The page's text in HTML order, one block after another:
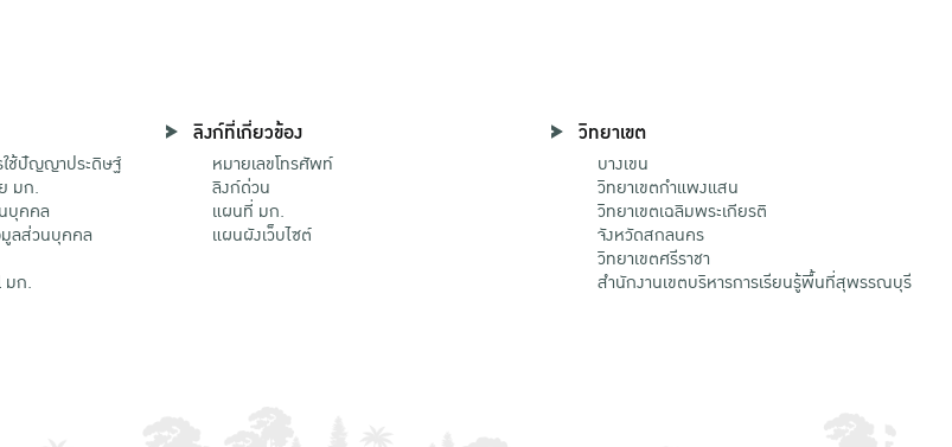
ใช้ปัญญาประดิษฐ์
มก.
บุคคล
ลส่วนบุคคล
มก.
ลิงก์ที่เกี่ยวข้อง
หมายเลขโทรศัพท์
ลิงก์ด่วน
แผนที่ มก.
แผนผังเว็บไซต์
วิทยาเขต
บางเขน
วิทยาเขตกําแพงแสน
วิทยาเขตเฉลิมพระเกียรติ
จังหวัดสกลนคร
วิทยาเขตศรีราชา
สำนักงานเขตบริหารการเรียนรู้พื้นที่สุพรรณบุรี